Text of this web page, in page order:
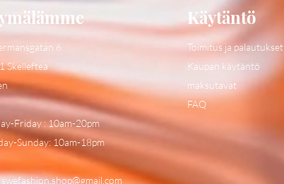
6
Skelleftea
Friday : 10am-20pm
Sunday: 10am-18pm
swefashion.shop@gmail.com
Käytäntö
Toimitus ja palautukset
Kaupan käytäntö
maksutavat
FAQ